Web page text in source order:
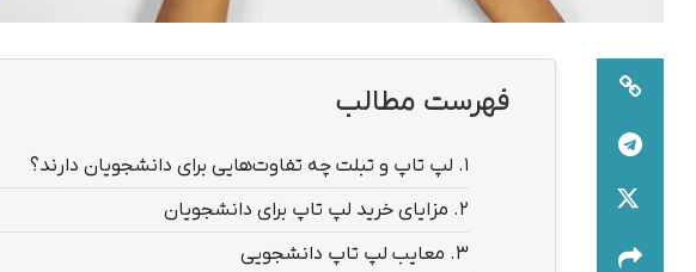
فهرست مطالب
1. لپ تاپ و تبلت چه تفاوت‌هایی برای دانشجویان دارند؟
2. مزایای خرید لپ تاپ برای دانشجویان
3. معایب لپ تاپ دانشجویی